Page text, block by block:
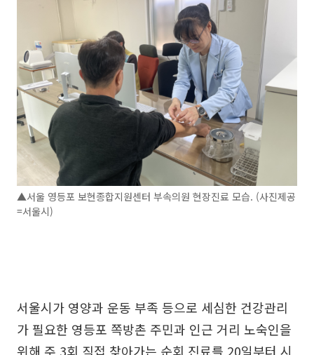
▲서울 영등포 보현종합지원센터 부속의원 현장진료 모습. (사진제공
=서울시)
서울시가 영양과 운동 부족 등으로 세심한 건강관리
가 필요한 영등포 쪽방촌 주민과 인근 거리 노숙인을
위해 주 3회 직접 찾아가는 순회 진료를 20일부터 시